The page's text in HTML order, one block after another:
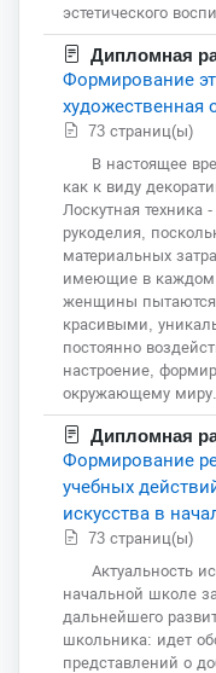
эстетического
Дипломная
Формирование
художественная
73 страниц(ы)
В настоящее
как к виду
Лоскутная
рукоделия,
материальных
имеющие в каждом
женщины пытаются
красивыми,
постоянно
настроение,
окружающему миру.
Дипломная
Формирование
учебных
искусства в
73 страниц(ы)
Актуальность
начальной школе
дальнейшего
школьника: идет
представлений о